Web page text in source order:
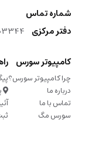
شماره تماس
دفتر مرکزی
کامپیوتر سورس
چرا کامپیوتر سورس؟
درباره ما
تماس با ما
سورس مگ